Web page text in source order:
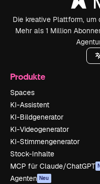
Die kreative Plattform,
Mehr als 1 Million
Produkte
Spaces
KI-Assistent
KI-Bildgenerator
KI-Videogenerator
KI-Stimmengenerator
Stock-Inhalte
MCP für Claude/ChatGPT
Agenten Neu